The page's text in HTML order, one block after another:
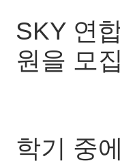
SKY 연
원을 모
학기 중